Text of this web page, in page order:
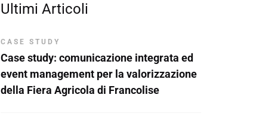
Ultimi Articoli
CASE STUDY
Case study: comunicazione integrata ed
event management per la valorizzazione
della Fiera Agricola di Francolise